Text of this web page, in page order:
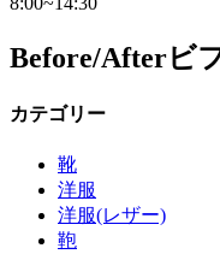
Before/Afterビ
カテゴリー
靴
洋服
洋服(レザー)
鞄